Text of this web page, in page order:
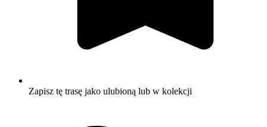
Zapisz tę trasę jako ulubioną lub w kolekcji